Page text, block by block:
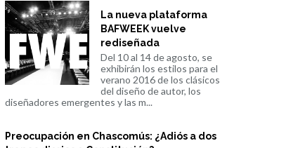
La nueva plataforma
BAFWEEK vuelve
rediseñada
Del 10 al 14 de agosto, se
exhibirán los estilos para el
verano 2016 de los clásicos
del diseño de autor, los
diseñadores emergentes y las m...
Preocupación en Chascomús: ¿Adiós a dos